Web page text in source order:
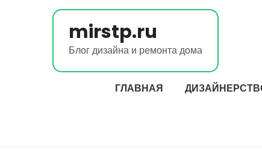
mirstp.ru
Блог дизайна и ремонта дома
ГЛАВНАЯ